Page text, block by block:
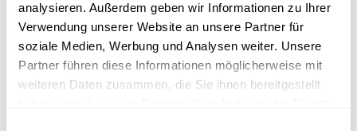
analysieren. Außerdem geben wir Informationen zu Ihrer
Verwendung unserer Website an unsere Partner für
soziale Medien, Werbung und Analysen weiter. Unsere
Partner führen diese Informationen möglicherweise mit
weiteren Daten zusammen, die Sie ihnen bereitgestellt